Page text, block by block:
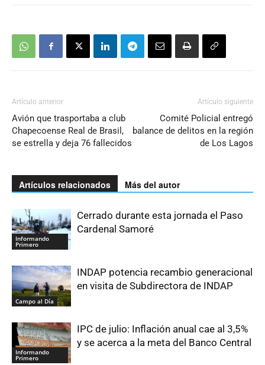
Artículo anterior
Avión que trasportaba a club
Chapecoense Real de Brasil,
se estrella y deja 76 fallecidos
Artículo siguiente
Comité Policial entregó
balance de delitos en la región
de Los Lagos
Artículos relacionados Más del autor
Informando
Primero
Cerrado durante esta jornada el Paso
Cardenal Samoré
Campo al Día
INDAP potencia recambio generacional
en visita de Subdirectora de INDAP
Informando
Primero
IPC de julio: Inflación anual cae al 3,5%
y se acerca a la meta del Banco Central